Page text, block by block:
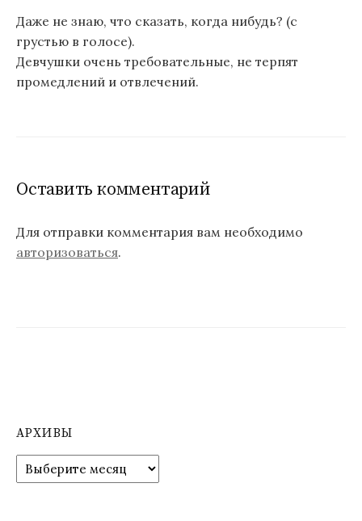
Даже не знаю, что сказать, когда нибудь? (с
грустью в голосе).
Девчушки очень требовательные, не терпят
промедлений и отвлечений.
Оставить комментарий
Для отправки комментария вам необходимо
авторизоваться.
АРХИВЫ
р